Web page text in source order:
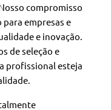
Nosso compromisso
empresas e
e inovação.
de seleção e
profissional esteja